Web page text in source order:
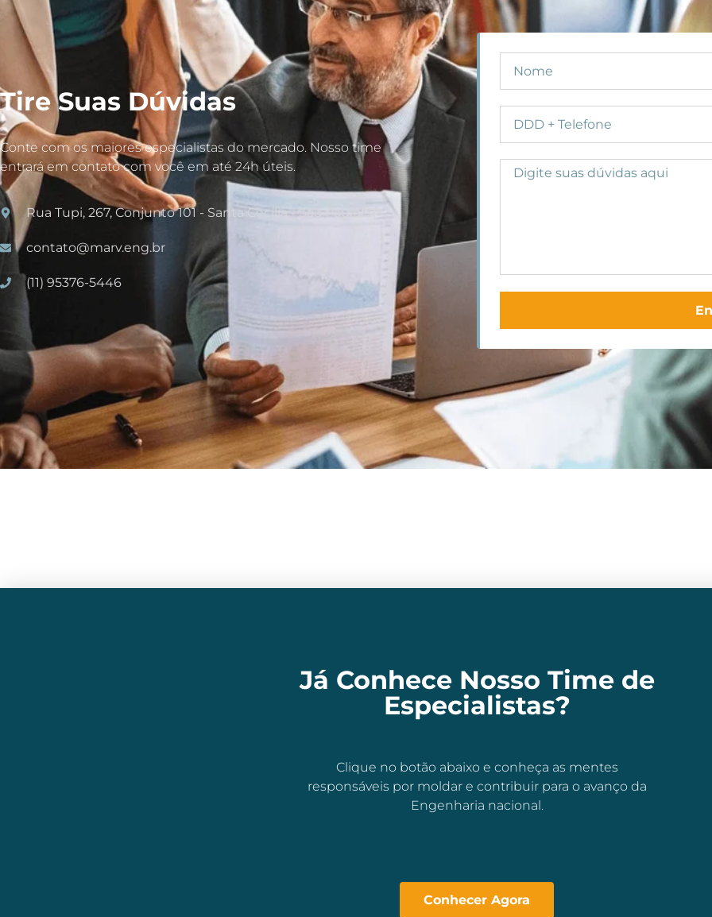
Tire Suas Dúvidas
Conte com os maiores especialistas do mercado. Nosso time
entrará em contato com você em até 24h úteis.
Rua Tupi, 267, Conjunto 101 - Santa Cecília - São Paulo/SP
contato@marv.eng.br
(11) 95376-5446
Já Conhece Nosso Time de
Especialistas?
Clique no botão abaixo e conheça as mentes
responsáveis por moldar e contribuir para o avanço da
Engenharia nacional.
Conhecer Agora